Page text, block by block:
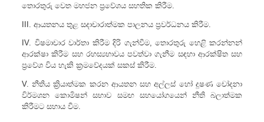
තොරතුරු වෙත මහජන ප්‍රවේශය සහතික කිරීම.
III. ආයතනය තුළ සදාචාරාත්මක පාලනය ප්‍රවර්ධනය කිරීම.
IV. විෂමාචාර වාර්තා කිරීම දිරි ගැන්වීම, තොරතුරු හෙළි කරන්නන්
ආරක්ෂා කිරීම සහ රහස්‍යභාවය පවත්වා ගැනීම සඳහා ආරක්ෂිත සහ
ප්‍රවේශ විය හැකි ක්‍රමවේදයක් සකස් කිරීම.
V. නීතිය ක්‍රියාත්මක කරන ආයතන සහ අල්ලස් හෝ දූෂණ චෝදනා
විර්මශන කොමිෂන් සභාව සමඟ සහයෝගයෙන් නීති බලාත්මක
කිරීමට සහාය වීම.